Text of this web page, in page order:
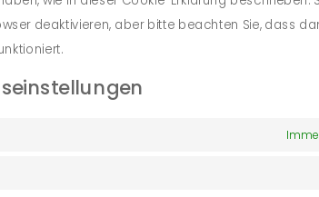
deaktivieren, aber bitte beachten Sie, dass